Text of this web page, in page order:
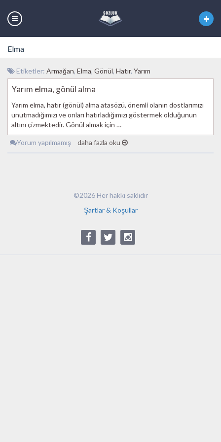
Elma
Etiketler: Armağan, Elma, Gönül, Hatır, Yarım
Yarım elma, gönül alma
Yarım elma, hatır (gönül) alma atasözü, önemli olanın dostlarımızı
unutmadığımızı ve onları hatırladığımızı göstermek olduğunun
altını çizmektedir. Gönül almak için …
Yorum yapılmamış daha fazla oku
©2026 Her hakkı saklıdır
Şartlar & Koşullar